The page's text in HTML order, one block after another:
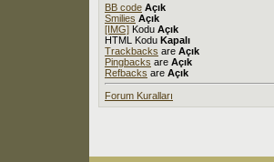
BB code Açık
Smilies Açık
[IMG] Kodu Açık
HTML Kodu Kapalı
Trackbacks are Açık
Pingbacks are Açık
Refbacks are Açık
Forum Kuralları